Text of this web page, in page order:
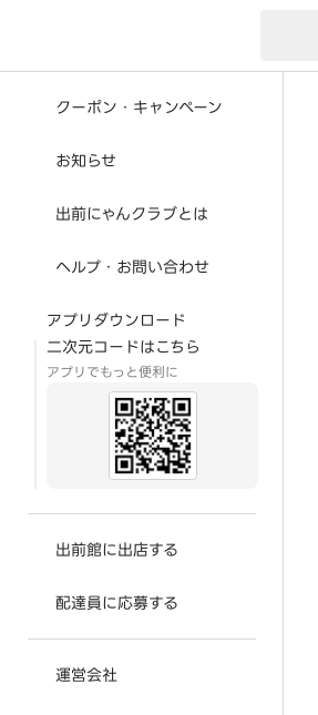
クーポン・キャンペーン
お知らせ
出前にゃんクラブとは
ヘルプ・お問い合わせ
アプリダウンロード
二次元コードはこちら
アプリでもっと便利に
出前館に出店する
配達員に応募する
運営会社